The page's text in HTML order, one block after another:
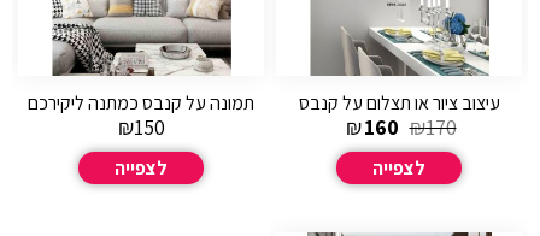
עיצוב ציור או תצלום על קנבס
₪160 ₪170
לצפייה
תמונה על קנבס כמתנה ליקירכם
₪150
לצפייה